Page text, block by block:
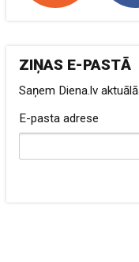
ZIŅAS E-PASTĀ
Saņem Diena.lv
E-pasta adrese